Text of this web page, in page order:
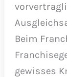
Beim
gewisses